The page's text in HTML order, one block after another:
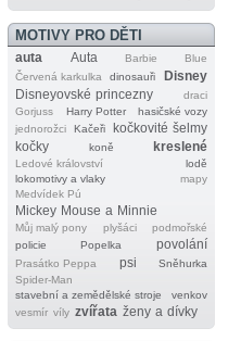
MOTIVY PRO DĚTI
auta Auta Barbie
Blue
Červená karkulka
dinosauři
Disney
Disneyovské princezny
draci
Gorjuss
Harry Potter
hasičské vozy
jednorožci
Kačeři
kočkovité šelmy
kočky
koně kreslené
Ledové království
lodě
lokomotivy a vlaky
mapy
Medvídek Pú
Mickey Mouse a Minnie
Můj malý pony plyšáci
podmořské
policie
Popelka povolání
Prasátko Peppa psi
Sněhurka
Spider‐Man
stavební a zemědělské stroje
venkov
vesmír víly zvířata ženy a dívky